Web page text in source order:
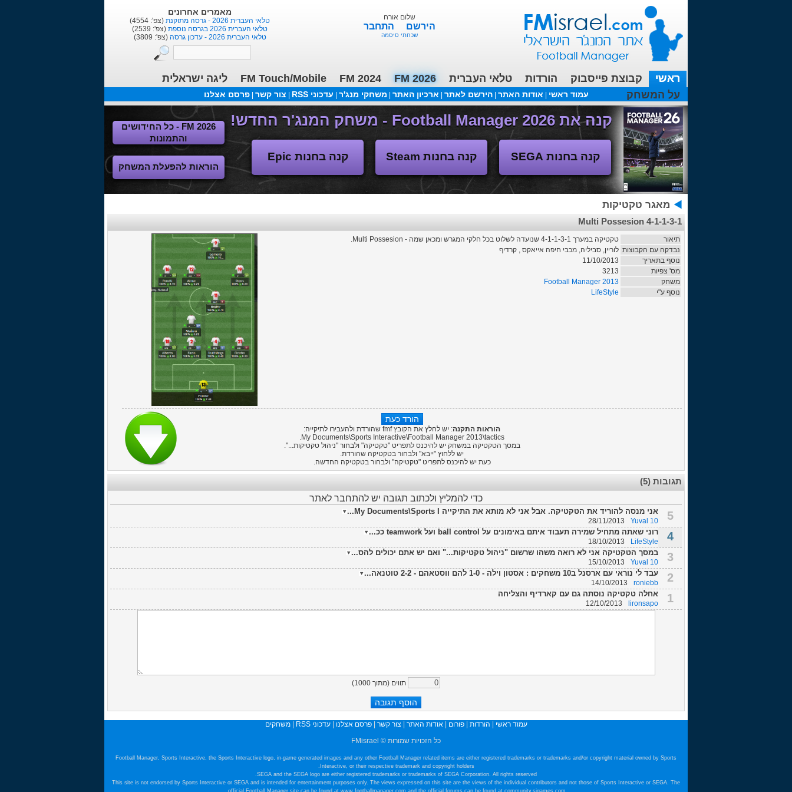
מאמרים אחרונים
טלאי העברית 2026 - גרסה מתוקנת
(צפ': 4554)
טלאי העברית 2026 בגרסה נוספת
(צפ': 2539)
טלאי העברית 2026 - עדכון גרסה
(צפ': 3809)
שלום אורח
הירשם התחבר
שכחתי סיסמה
ראשי קבוצת פייסבוק הורדות טלאי העברית FM 2026
FM 2024
FM Touch/Mobile
ליגה ישראלית
על המשחק
עמוד ראשי אודות האתר |הירשם לאתר ארכיון האתר משחקי מנג'ר עדכוני RSS צור קשר פרסם אצלנו
עכשיו בפורומים:FM19- איך יוצאים לחופשה עם המאמן ?
קנה את Football Manager 2026 - משחק המנג'ר החדש!
קנה בחנות SEGA קנה בחנות Steam קנה בחנות Epic
FM 2026 - כל החידושים
והתמונות
הוראות להפעלת המשחק
מאגר טקטיקות
4-1-1-3-1 Multi Possesion
תיאור
טקטיקה במערך 4-1-1-3-1 שנועדה לשלוט בכל חלקי המגרש ומכאן שמה - Multi Possesion.
נבדקה עם הקבוצות לוריין, סביליה, מכבי חיפה אייאקס , קרדיף
נוסף בתאריך
11/10/2013
מס' צפיות
3213
משחק
Football Manager 2013
נוסף ע"י
LifeStyle
הוראות התקנה: יש לחלץ את הקובץ fmf שהורדת ולהעבירו לתיקייה:
My Documents\Sports Interactive\Football Manager 2013\tactics.
במסך הטקטיקה במשחק יש להיכנס לתפריט "טקטיקה" ולבחור "ניהול טקטיקות...".
יש ללחוץ "ייבא" ולבחור בטקטיקה שהורדת.
כעת יש להיכנס לתפריט "טקטיקה" ולבחור בטקטיקה החדשה.
תגובות (5)
כדי להמליץ ולכתוב תגובה יש להתחבר לאתר
5 אני מנסה להוריד את הטקטיקה. אבל אני לא מותא את התיקייה My Documents\Sports I...
Yuval 10
28/11/2013
4 רוני שאתה מתחיל שמירה תעבוד איתם באימונים על ball control ועל teamwork ככ...
LifeStyle
18/10/2013
3 במסך הטקטיקה אני לא רואה משהו שרשום "ניהול טקטיקות..." ואם יש אתם יכולים להס...
Yuval 10
15/10/2013
2 עבד לי נוראי עם ארסנל ב10 משחקים : אסטון וילה - 1-0 להם ווסטאהם - 2-2 טוטנאה...
roniebb
14/10/2013
1 אחלה טקטיקה נוסתה גם עם קארדיף והצליחה
lironsapo
12/10/2013
תווים (מתוך 1000
)
עמוד ראשי הורדות |פורום |אודות האתר צור קשר |פרסם אצלנו |עדכוני RSS |משחקים
כל הזכויות שמורות © FMisrael
Football Manager, Sports Interactive, the Sports Interactive logo, in-game generated images and any other Football Manager related items are either registered trademarks or trademarks and/or copyright material owned by Sports
Interactive, or their respective trademark and copyright holders.
SEGA and the SEGA logo are either registered trademarks or trademarks of SEGA Corporation. All rights reserved.
This site is not endorsed by Sports Interactive or SEGA and is intended for entertainment purposes only. The views expressed on this site are the views of the individual contributors and not those of Sports Interactive or SEGA. The
official Football Manager site can be found at www.footballmanager.com and the official forums can be found at community.sigames.com.